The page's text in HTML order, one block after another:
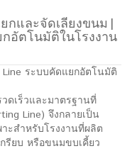
กและจัดเลียงขนม |
ยกอัตโนมัติในโรงงาน
Line ระบบคัดแยกอัตโนมัติ
ดเร็วและมาตรฐานที่
Line) จึงกลายเป็น
ะสำหรับโรงงานที่ผลิต
รียบ หรือขนมขบเคี้ยว